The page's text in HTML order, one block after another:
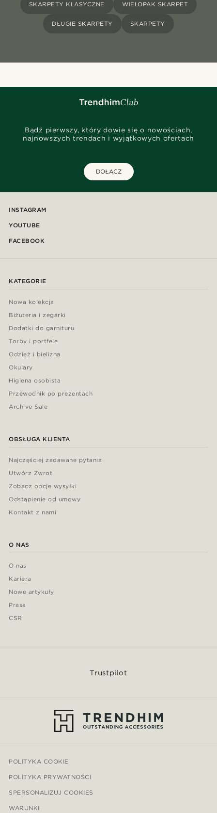
SKARPETY KLASYCZNE WIELOPAK SKARPET
DŁUGIE SKARPETY SKARPETY
Bądź pierwszy, który dowie się o nowościach,
najnowszych trendach i wyjątkowych ofertach
DOŁĄCZ
INSTAGRAM
YOUTUBE
FACEBOOK
KATEGORIE
Nowa kolekcja
Biżuteria i zegarki
Dodatki do garnituru
Torby i portfele
Odzież i bielizna
Okulary
Higiena osobista
Przewodnik po prezentach
Archive Sale
OBSŁUGA KLIENTA
Najczęściej zadawane pytania
Utwórz Zwrot
Zobacz opcje wysyłki
Odstąpienie od umowy
Kontakt z nami
O NAS
O nas
Kariera
Nowe artykuły
Prasa
CSR
Trustpilot
POLITYKA COOKIE
POLITYKA PRYWATNOŚCI
SPERSONALIZUJ COOKIES
WARUNKI